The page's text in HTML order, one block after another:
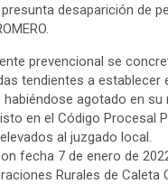
desaparición de
prevencional se
tendientes a establecer
habiéndose agotado en su
en el Código Procesal
al juzgado local.
fecha 7 de enero de
Rurales de Caleta